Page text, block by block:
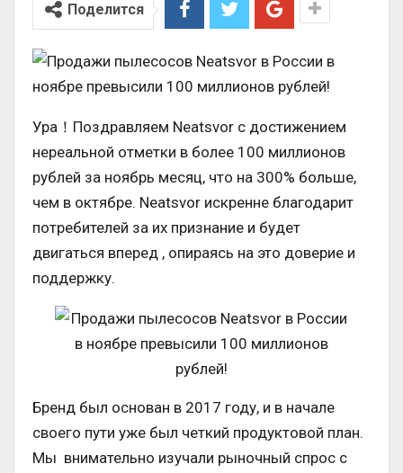
Поделится
Ура！Поздравляем Neatsvor с достижением
нереальной отметки в более 100 миллионов
рублей за ноябрь месяц, что на 300% больше,
чем в октябре. Neatsvor искренне благодарит
потребителей за их признание и будет
двигаться вперед , опираясь на это доверие и
поддержку.
Бренд был основан в 2017 году, и в начале
своего пути уже был четкий продуктовой план.
Мы внимательно изучали рыночный спрос с